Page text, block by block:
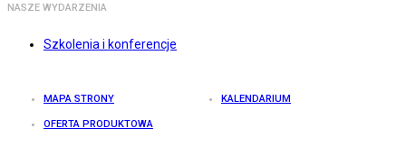
NASZE WYDARZENIA
Szkolenia i konferencje
MAPA STRONY KALENDARIUM
OFERTA PRODUKTOWA